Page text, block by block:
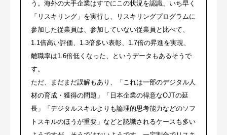
う。海外の大手企業はすでにこの状況を認識、いち早く
「リスキリング」を実行し、リスキリングプログラムに
参加した従業員は、参加していない従業員と比べて、
1.1倍高い評価、1.3倍多い表彰、1.7倍の昇進を実現、
離職率は1.6倍低くなった、というデータもあるそうで
す。
ただ、まだまだ誤解もあり、「これは一部のデジタル人
材の育成・獲得の問題」「日本企業の得意なOJTの延
長」「デジタルスキルよりも論理的思考能力などのソフ
トスキルのほうが重要」などと認識されるケースも多い